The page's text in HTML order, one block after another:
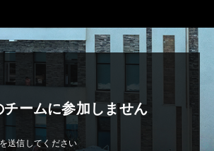
チームに参加しません
送信してください